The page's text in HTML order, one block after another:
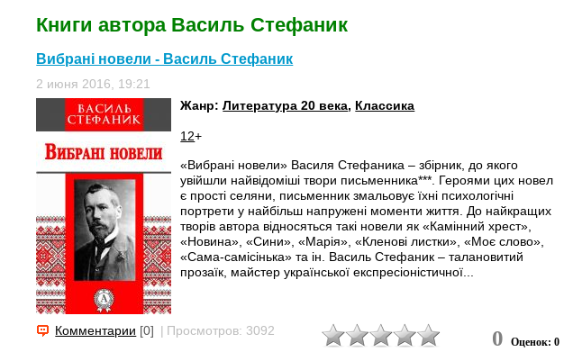
Книги автора Василь Стефаник
Вибрані новели - Василь Стефаник
2 июня 2016, 19:21
Жанр:Литература 20 века, Классика
12+
«Вибрані новели» Василя Стефаника – збірник, до якого
увійшли найвідоміші твори письменника***. Героями цих новел
є прості селяни, письменник змальовує їхні психологічні
портрети у найбільш напружені моменти життя. До найкращих
творів автора відносяться такі новели як «Камінний хрест»,
«Новина», «Сини», «Марія», «Кленові листки», «Моє слово»,
«Сама-самісінька» та ін. Василь Стефаник – талановитий
прозаїк, майстер української експресіоністичної...
Комментарии [0] | Просмотров: 3092 0 Оценок: 0